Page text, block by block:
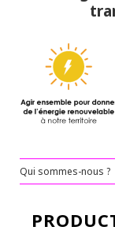
Qui sommes-nous ?